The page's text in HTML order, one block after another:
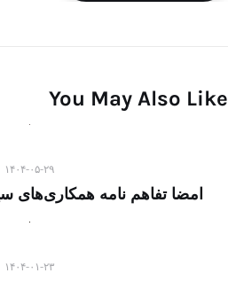
You May Also Like
۱۴۰۴-۰۵-۲۹
امضا تفاهم نامه همکاری‌های
۱۴۰۴-۰۱-۲۳